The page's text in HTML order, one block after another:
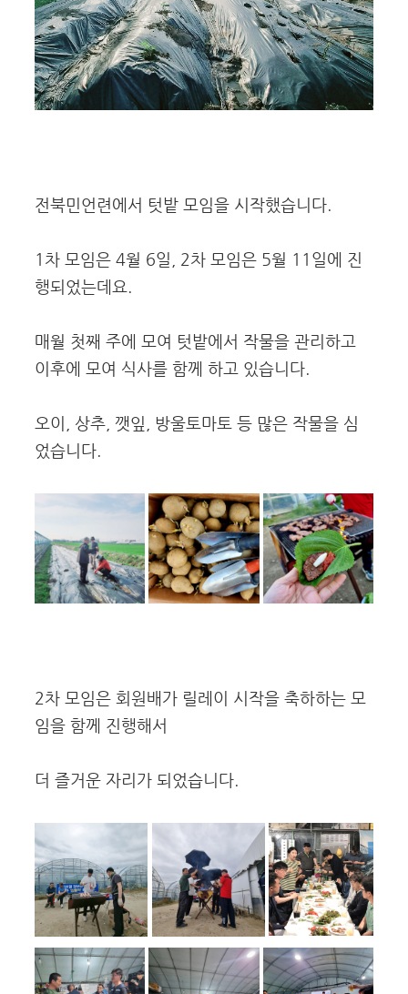
전북민언련에서 텃밭 모임을 시작했습니다.
1차 모임은 4월 6일, 2차 모임은 5월 11일에 진
행되었는데요.
매월 첫째 주에 모여 텃밭에서 작물을 관리하고
이후에 모여 식사를 함께 하고 있습니다.
오이, 상추, 깻잎, 방울토마토 등 많은 작물을 심
었습니다.
2차 모임은 회원배가 릴레이 시작을 축하하는 모
임을 함께 진행해서
더 즐거운 자리가 되었습니다.